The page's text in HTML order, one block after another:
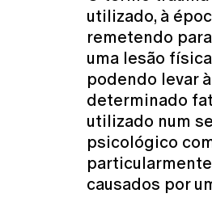
utilizado, à
remetendo
uma lesão
podendo levar
determinado
utilizado num
psicológico
causados por